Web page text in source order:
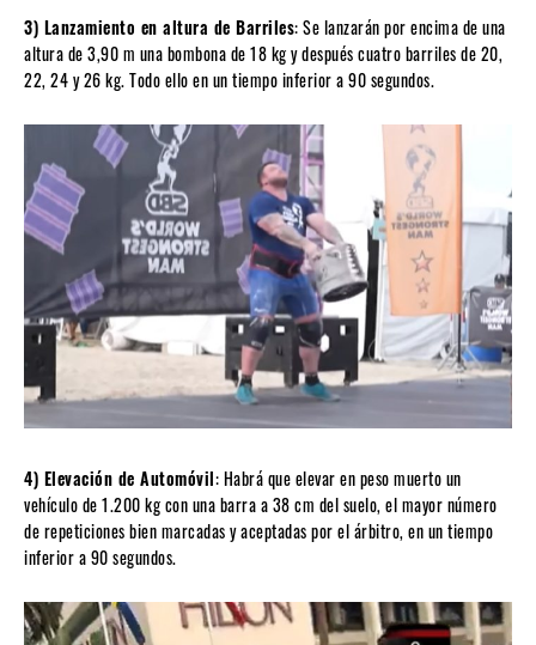
3) Lanzamiento en altura de Barriles: Se lanzarán por encima de una
altura de 3,90 m una bombona de 18 kg y después cuatro barriles de 20,
22, 24 y 26 kg. Todo ello en un tiempo inferior a 90 segundos.
4) Elevación de Automóvil: Habrá que elevar en peso muerto un
vehículo de 1.200 kg con una barra a 38 cm del suelo, el mayor número
de repeticiones bien marcadas y aceptadas por el árbitro, en un tiempo
inferior a 90 segundos.